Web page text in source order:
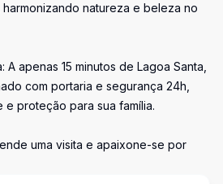
natureza e beleza no
apenas 15 minutos de Lagoa Santa,
com portaria e segurança 24h,
e proteção para sua família.
uma visita e apaixone-se por